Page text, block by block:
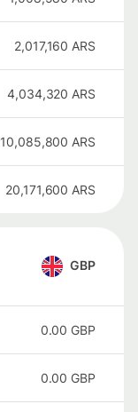
2,017,160 ARS
4,034,320 ARS
10,085,800 ARS
20,171,600 ARS
GBP
0.00 GBP
0.00 GBP